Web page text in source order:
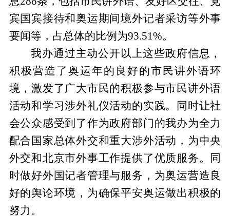
宾国宾接待和奥运期间境外记者采访等外事
要闻等，占总体的比例为93.51%。
我办通过主动公开以上这些政府信息，
积极营造了奥运年的良好的市民讲外语环
境，激发了广大市民的积极参与市民讲外语
活动和学习涉外礼仪活动的实践。同时让社
会公众感受到了作为政府部门的我办为全力
配合国家总体外交和重大涉外活动，为中央
外交和北京市外事工作提供了优质服务。同
时做好外国记者管理与服务，为奥运营造良
好的舆论环境，为确保平安奥运做出积极的
努力。